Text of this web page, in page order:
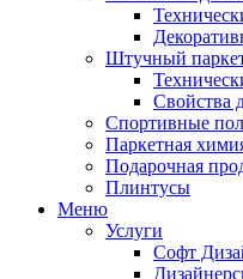
Штучный
Свойства
Спортивные
Паркетная
Подарочная
Плинтусы
Меню
Услуги
Софт